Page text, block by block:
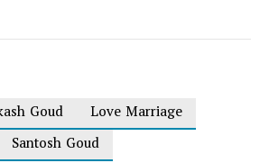
Goud
Love Marriage
Santosh Goud